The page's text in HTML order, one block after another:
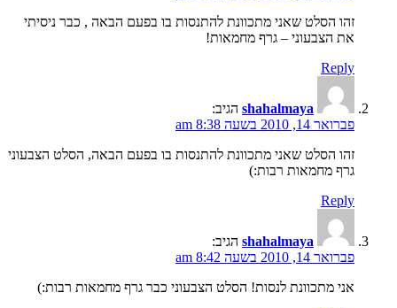
זהו הסלט שאני מתכוונת להתנסות בו בפעם הבאה , כבר ניסיתי
את הצבעוני – גרף מחמאות!
Reply
shahalmaya הגיב:
פברואר 14, 2010 בשעה 8:38 am
זהו הסלט שאני מתכוונת להתנסות בו בפעם הבאה, הסלט הצבעוני
גרף מחמאות רבות:)
Reply
shahalmaya הגיב:
פברואר 14, 2010 בשעה 8:42 am
אני מתכוונת לנסות! הסלט הצבעוני כבר גרף מחמאות רבות:)